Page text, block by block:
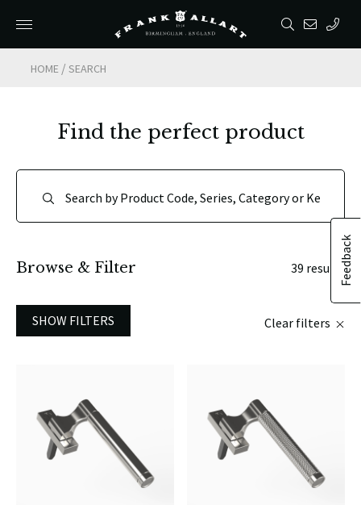
HOME /SEARCH
Feedback
Find the perfect product
Browse & Filter 39 results
SHOW FILTERS Clear filters